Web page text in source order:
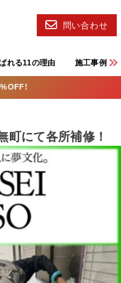
れる11の理由 施工事例
問い合わせ
町にて各所補修！